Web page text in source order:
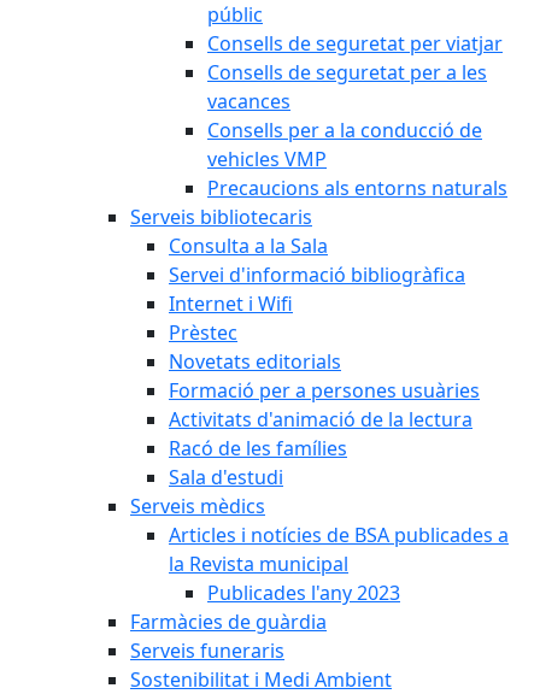
públic
Consells de seguretat per viatjar
Consells de seguretat per a les
vacances
Consells per a la conducció de
vehicles VMP
Precaucions als entorns naturals
Serveis bibliotecaris
Consulta a la Sala
Servei d'informació bibliogràfica
Internet i Wifi
Prèstec
Novetats editorials
Formació per a persones usuàries
Activitats d'animació de la lectura
Racó de les famílies
Sala d'estudi
Serveis mèdics
Articles i notícies de BSA publicades a
la Revista municipal
Publicades l'any 2023
Farmàcies de guàrdia
Serveis funeraris
Sostenibilitat i Medi Ambient